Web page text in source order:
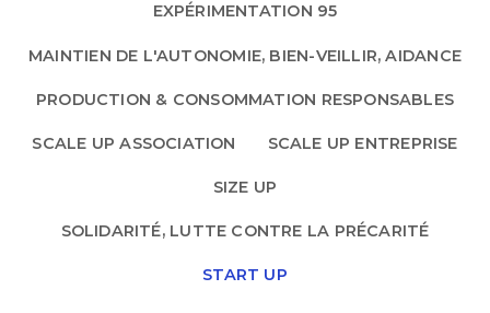
EXPÉRIMENTATION 95
MAINTIEN DE L'AUTONOMIE, BIEN-VEILLIR, AIDANCE
PRODUCTION & CONSOMMATION RESPONSABLES
SCALE UP ASSOCIATION SCALE UP ENTREPRISE
SIZE UP
SOLIDARITÉ, LUTTE CONTRE LA PRÉCARITÉ
START UP